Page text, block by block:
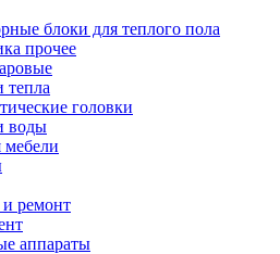
блоки для теплого пола
прочее
тепла
головки
воды
мебели
и ремонт
аппараты